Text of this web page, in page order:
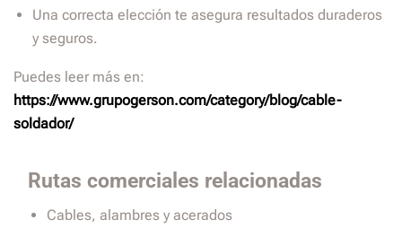
Una correcta elección te asegura resultados duraderos
y seguros.
Puedes leer más en:
https://www.grupogerson.com/category/blog/cable-
soldador/
Rutas comerciales relacionadas
Cables, alambres y acerados